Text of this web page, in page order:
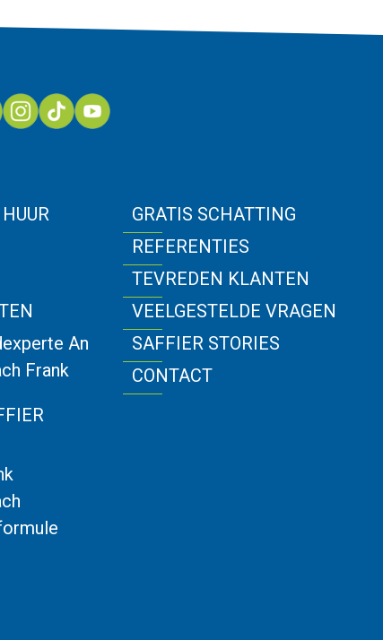
An
Frank
GRATIS SCHATTING
REFERENTIES
TEVREDEN KLANTEN
VEELGESTELDE VRAGEN
SAFFIER STORIES
CONTACT